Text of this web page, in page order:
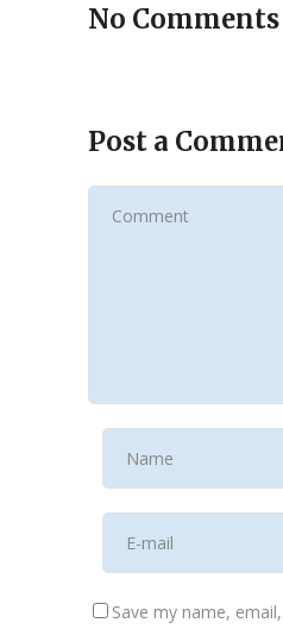
No Comments
Post a
Save my name,